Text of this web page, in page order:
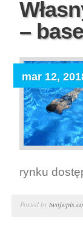
–
mar 12,
rynku
Posted by